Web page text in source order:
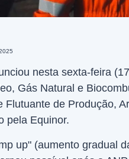
nesta sexta-feira
Gás Natural e
Flutuante de Produção,
pela Equinor.
up" (aumento gradual